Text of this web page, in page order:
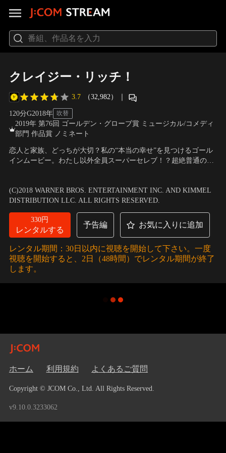
クレイジー・リッチ！
3.7 （32,982） ｜
120分G2018年 吹替
2019年 第76回 ゴールデン・グローブ賞 ミュージカル/コメディ
部門 作品賞 ノミネート
恋人と家族、どっちが大切？私の“本当の幸せ”を見つけるゴール
インムービー。わたし以外全員スーパーセレブ！？超絶普通の独
遠…一体、カレの気持ちはどうなってるの！？世界中の“全女子共
感”のシンデレラストーリー！
(C)2018 WARNER BROS. ENTERTAINMENT INC. AND KIMMEL
DISTRIBUTION LLC. ALL RIGHTS RESERVED.
330円
レンタルする
予告編 お気に入りに追加
レンタル期間：30日以内に視聴を開始して下さい。一度
視聴を開始すると、2日（48時間）でレンタル期間が終了
します。
ホーム 利用規約 よくあるご質問
Copyright © JCOM Co., Ltd. All Rights Reserved.
v9.10.0.3233062